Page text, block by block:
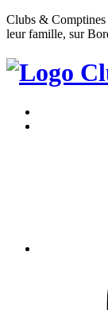
Clubs & Comptines
leur famille, sur
Clubs
Comptines